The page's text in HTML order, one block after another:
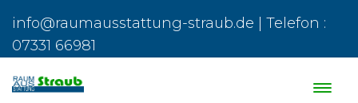
info@raumausstattung-straub.de | Telefon :
07331 66981